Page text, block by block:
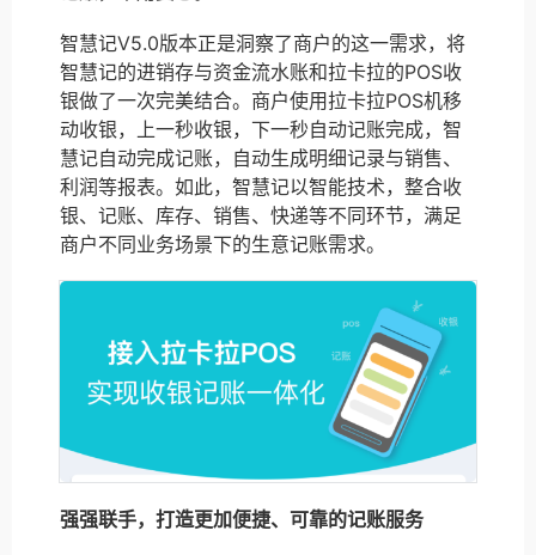
智慧记V5.0版本正是洞察了商户的这一需求，将
智慧记的进销存与资金流水账和拉卡拉的POS收
银做了一次完美结合。商户使用拉卡拉POS机移
动收银，上一秒收银，下一秒自动记账完成，智
慧记自动完成记账，自动生成明细记录与销售、
利润等报表。如此，智慧记以智能技术，整合收
银、记账、库存、销售、快递等不同环节，满足
商户不同业务场景下的生意记账需求。
强强联手，打造更加便捷、可靠的记账服务